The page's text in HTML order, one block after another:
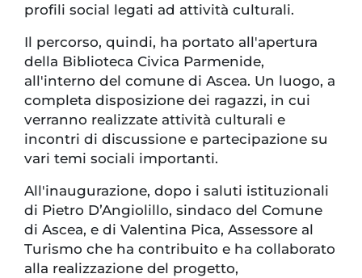
profili social legati ad attività culturali.
Il percorso, quindi, ha portato all'apertura
della Biblioteca Civica Parmenide,
all'interno del comune di Ascea. Un luogo, a
completa disposizione dei ragazzi, in cui
verranno realizzate attività culturali e
incontri di discussione e partecipazione su
vari temi sociali importanti.
All'inaugurazione, dopo i saluti istituzionali
di Pietro D’Angiolillo, sindaco del Comune
di Ascea, e di Valentina Pica, Assessore al
Turismo che ha contribuito e ha collaborato
alla realizzazione del progetto,